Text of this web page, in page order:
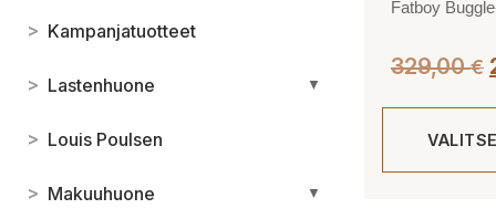
> Kampanjatuotteet
> Lastenhuone ▼
> Louis Poulsen
> Makuuhuone ▼
Fatboy
329,00€